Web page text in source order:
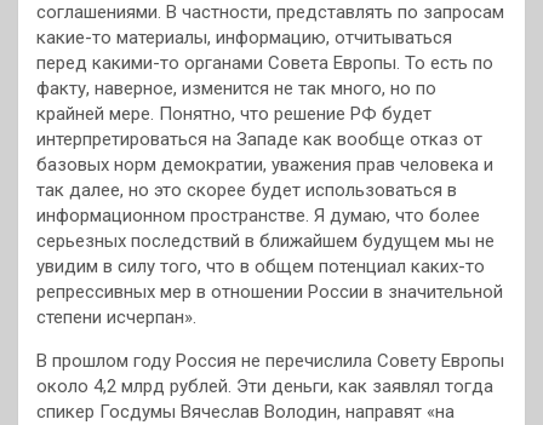
соглашениями. В частности, представлять по запросам
какие-то материалы, информацию, отчитываться
перед какими-то органами Совета Европы. То есть по
факту, наверное, изменится не так много, но по
крайней мере. Понятно, что решение РФ будет
интерпретироваться на Западе как вообще отказ от
базовых норм демократии, уважения прав человека и
так далее, но это скорее будет использоваться в
информационном пространстве. Я думаю, что более
серьезных последствий в ближайшем будущем мы не
увидим в силу того, что в общем потенциал каких-то
репрессивных мер в отношении России в значительной
степени исчерпан».
В прошлом году Россия не перечислила Совету Европы
около 4,2 млрд рублей. Эти деньги, как заявлял тогда
спикер Госдумы Вячеслав Володин, направят «на